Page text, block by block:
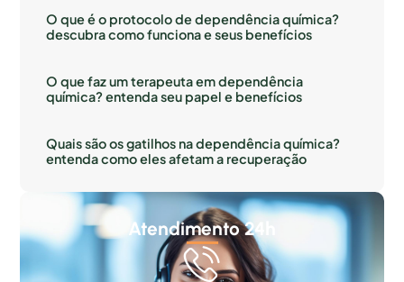
O que é o protocolo de dependência química?
descubra como funciona e seus benefícios
O que faz um terapeuta em dependência
química? entenda seu papel e benefícios
Quais são os gatilhos na dependência química?
entenda como eles afetam a recuperação
Atendimento 24h